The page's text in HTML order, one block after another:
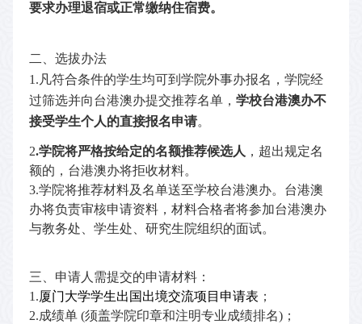
要求办理退宿或正常缴纳住宿费。
二、选拔办法
1. 凡符合条件的学生均可到学院外事办报名，学院经
过筛选并向台港澳办提交推荐名单， 学校台港澳办不
接受学生个人的直接报名申请。
2.学院将严格按给定的名额推荐候选人 ，超出规定名
额的，台港澳办将拒收材料。
3.学院将推荐材料及名单送至学校台港澳办。台港澳
办将负责审核申请资料，材料合格者将参加台港澳办
与教务处、学生处、研究生院组织的面试。
三、申请人需提交的申请材料：
1.厦门大学学生出国出境交流项目申请表 ；
2.成绩单 (须盖学院印章和注明专业成绩排名) ；